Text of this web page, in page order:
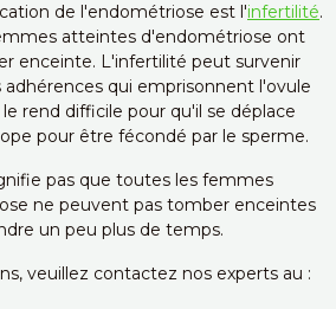
de l'endométriose est l'infertilité.
atteintes d'endométriose ont
enceinte. L'infertilité peut survenir
adhérences qui emprisonnent l'ovule
rend difficile pour qu'il se déplace
pour être fécondé par le sperme.
pas que toutes les femmes
ne peuvent pas tomber enceintes
un peu plus de temps.
veuillez contactez nos experts au :